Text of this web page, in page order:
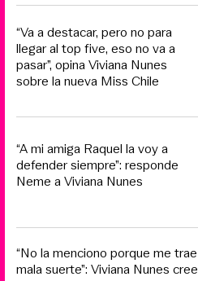
“Va a destacar, pero no para
llegar al top five, eso no va a
pasar”, opina Viviana Nunes
sobre la nueva Miss Chile
“A mi amiga Raquel la voy a
defender siempre”: responde
Neme a Viviana Nunes
“No la menciono porque me trae
mala suerte”: Viviana Nunes cree